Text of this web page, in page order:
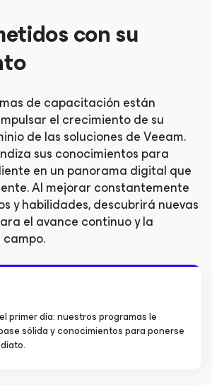
con su
de capacitación están
el crecimiento de su
de las soluciones de Veeam.
sus conocimientos para
en un panorama digital que
Al mejorar constantemente
y habilidades, descubrirá nuevas
el avance continuo y la
primer día: nuestros programas le
sólida y conocimientos para ponerse